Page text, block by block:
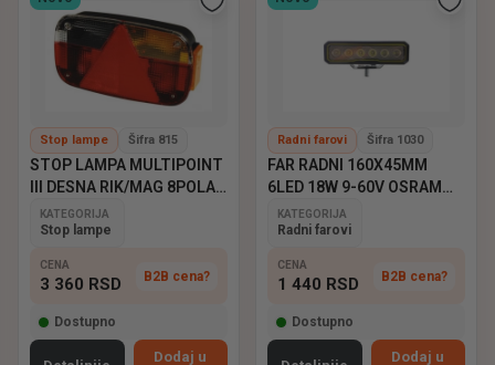
Stop lampe Šifra 815
STOP LAMPA MULTIPOINT
III DESNA RIK/MAG 8POLA
ASPOCK
KATEGORIJA
Stop lampe
CENA
3 360 RSD B2B cena?
Dostupno
Dodaj u
Radni farovi Šifra 1030
FAR RADNI 160X45MM
6LED 18W 9-60V OSRAM
EMARK
KATEGORIJA
Radni farovi
CENA
1 440 RSD B2B cena?
Dostupno
Dodaj u